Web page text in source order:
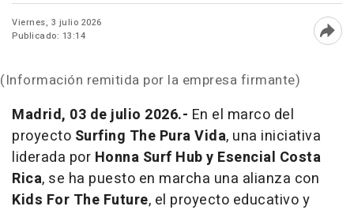
Viernes, 3 julio 2026
Publicado: 13:14
(Información remitida por la empresa firmante)
Madrid, 03 de julio 2026.- En el marco del
proyecto Surfing The Pura Vida, una iniciativa
liderada por Honna Surf Hub y Esencial Costa
Rica, se ha puesto en marcha una alianza con
Kids For The Future, el proyecto educativo y